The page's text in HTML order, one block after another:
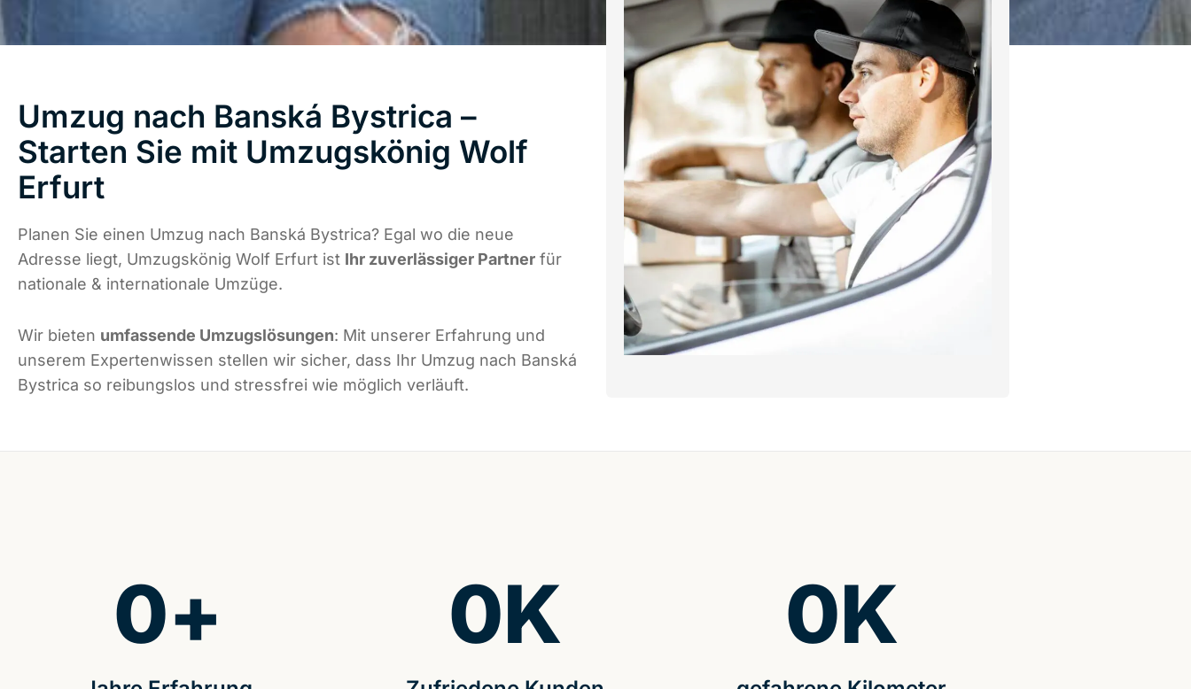
Umzug nach Banská Bystrica –
Starten Sie mit Umzugskönig Wolf
Erfurt
Planen Sie einen Umzug nach Banská Bystrica? Egal wo die neue
Adresse liegt, Umzugskönig Wolf Erfurt ist Ihr zuverlässiger Partner für
nationale & internationale Umzüge.
Wir bieten umfassende Umzugslösungen: Mit unserer Erfahrung und
unserem Expertenwissen stellen wir sicher, dass Ihr Umzug nach Banská
Bystrica so reibungslos und stressfrei wie möglich verläuft.
0+ 0K 0K